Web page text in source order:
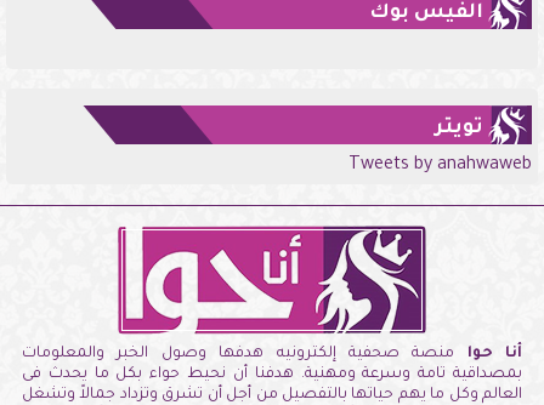
الفيس بوك
تويتر
Tweets by anahwaweb
أنا حوا منصة صحفية إلكترونيه هدفها وصول الخبر والمعلومات
بمصداقية تامة وسرعة ومهنية. هدفنا أن نحيط حواء بكل ما يحدث فى
العالم وكل ما يهم حياتها بالتفصيل من أجل أن تشرق وتزداد جمالاً وتشغل